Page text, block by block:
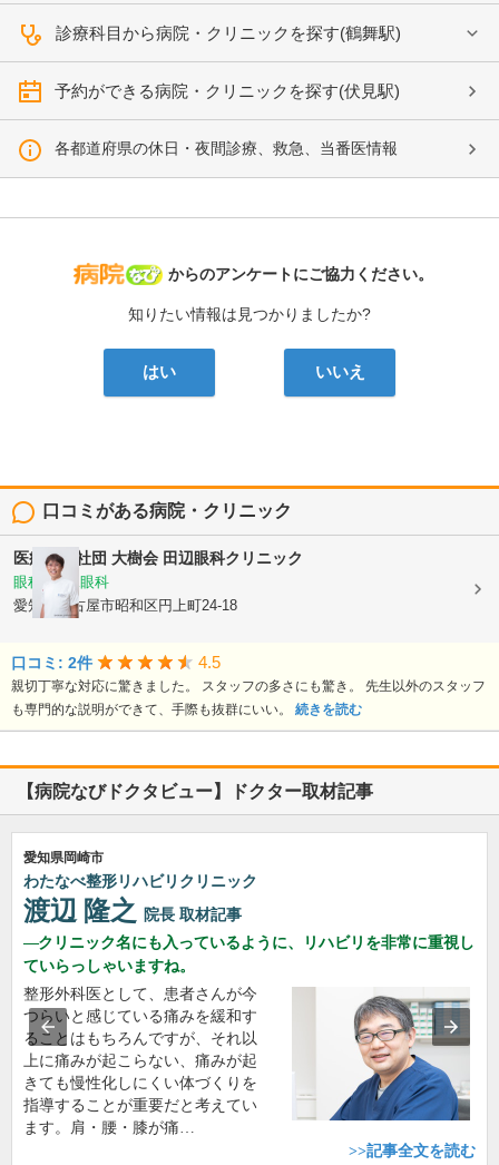
診療科目から病院・クリニックを探す(鶴舞駅)
予約ができる病院・クリニックを探す(伏見駅)
各都道府県の休日・夜間診療、救急、当番医情報
病院なび
からのアンケートにご協力ください。
知りたい情報は見つかりましたか?
はい いいえ
口コミがある病院・クリニック
医療法人社団 大樹会 田辺眼科クリニック
眼科, 小児眼科
愛知県名古屋市昭和区円上町24-18
口コミ: 2件 4.5
親切丁寧な対応に驚きました。 スタッフの多さにも驚き。 先生以外のスタッフ
も専門的な説明ができて、手際も抜群にいい。 続きを読む
【病院なびドクタビュー】ドクター取材記事
愛知県岡崎市
わたなべ整形リハビリクリニック
渡辺 隆之 院長 取材記事
クリニック名にも入っているように、リハビリを非常に重視し
ていらっしゃいますね。
整形外科医として、患者さんが今
つらいと感じている痛みを緩和す
ることはもちろんですが、それ以
上に痛みが起こらない、痛みが起
きても慢性化しにくい体づくりを
指導することが重要だと考えてい
ます。肩・腰・膝が痛…
>>記事全文を読む